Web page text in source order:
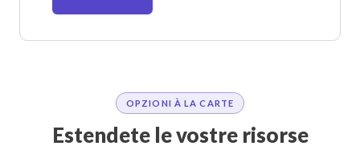
OPZIONI À LA CARTE
Estendete le vostre risorse